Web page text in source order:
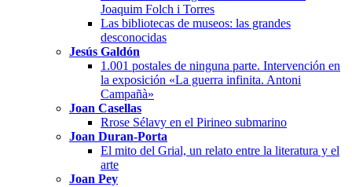
Joaquim Folch i Torres
Las bibliotecas de museos: las grandes
desconocidas
Jesús Galdón
1.001 postales de ninguna parte. Intervención en
la exposición «La guerra infinita. Antoni
Campañà»
Joan Casellas
Rrose Sélavy en el Pirineo submarino
Joan Duran-Porta
El mito del Grial, un relato entre la literatura y el
arte
Joan Pey